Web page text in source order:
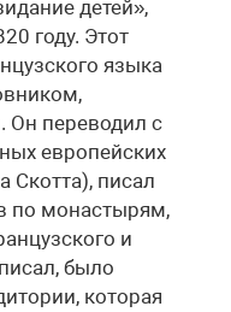
детей»,
году. Этот
языка
Он переводил с
европейских
Скотта), писал
по монастырям,
и
было
которая